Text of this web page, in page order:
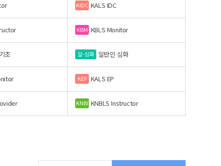
KIDC KALS IDC
KBM KBLS Monitor
초 일-심화 일반인 심화
KEP KALS EP
KNBI KNBLS Instructor